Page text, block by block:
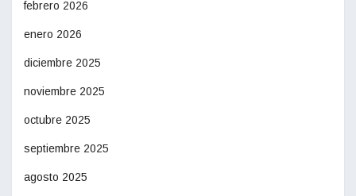
febrero 2026
enero 2026
diciembre 2025
noviembre 2025
octubre 2025
septiembre 2025
agosto 2025